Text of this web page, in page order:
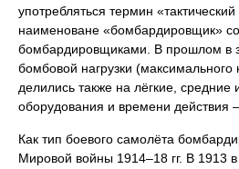
употребляться термин
наименоване «бомбардировщик»
бомбардировщиками. В прошлом в
бомбовой нагрузки
делились также на лёгкие, средние
оборудования и времени действия
Как тип боевого самолёта
Мировой войны 1914–18 гг. В 1913